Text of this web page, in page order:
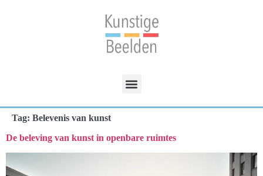
Tag: Belevenis van kunst
De beleving van kunst in openbare ruimtes